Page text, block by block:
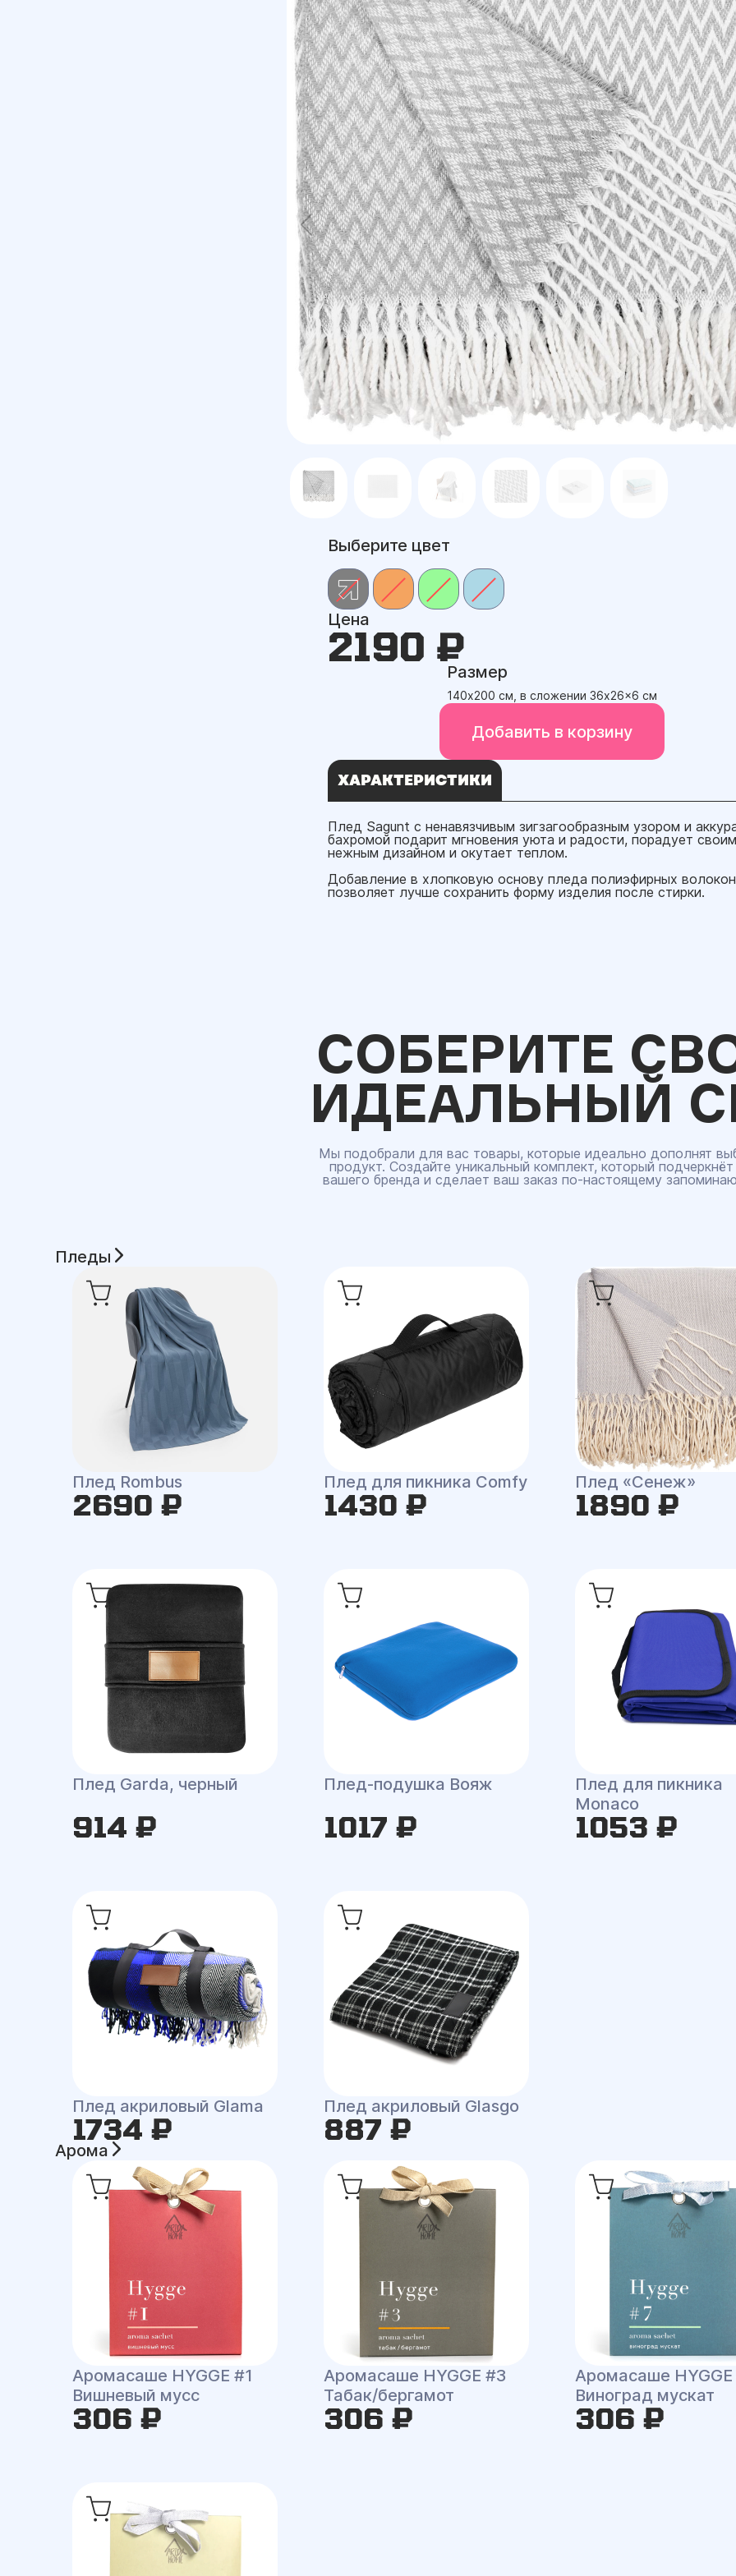
Выберите цвет
Цена
2190 ₽
Размер
140х200 см, в сложении 36x26x6 см
Добавить в корзину
ХАРАКТЕРИСТИКИ
Плед Sagunt с ненавязчивым зигзагообразным узором и
бахромой подарит мгновения уюта и радости, порадует своим
нежным дизайном и окутает теплом.
Добавление в хлопковую основу пледа полиэфирных волокон
позволяет лучше сохранить форму изделия после стирки.
СОБЕРИТЕ
ИДЕАЛЬНЫЙ
Мы подобрали для вас товары, которые идеально дополнят
продукт. Создайте уникальный комплект, который подчеркнёт
вашего бренда и сделает ваш заказ по‑настоящему
Пледы
Плед Rombus
2690 ₽
Плед для пикника Comfy
1430 ₽
Плед «Сенеж»
1890 ₽
Плед Garda, черный
914 ₽
Плед-подушка Вояж
1017 ₽
Плед для пикника
Monaco
1053 ₽
Плед акриловый Glama
1734 ₽
Плед акриловый Glasgo
887 ₽
Арома
Аромасаше HYGGE #1
Вишневый мусс
306 ₽
Аромасаше HYGGE #3
Табак/бергамот
306 ₽
Аромасаше HYGGE
Виноград мускат
306 ₽